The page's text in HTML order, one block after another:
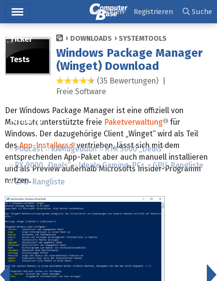
Ticker
Tests
Forum
Podcast RAMageddon
RTX 5000 „Deals“
RX 9000 „Deals“
Ideale Gaming-PCs
GPU-Rangliste
CPU-Rangliste
Anmelden Registrieren Suche
DOWNLOADS SYSTEMTOOLS
Windows Package Manager
(Winget) Download
4,4 Sterne
(35 Bewertungen) |
Freie Software
Der Windows Package Manager ist eine offiziell von
Microsoft unterstützte freie Paketverwaltung
für
Windows. Der dazugehörige Client „Winget“ wird als Teil
desApp-Installers
vertrieben, lässt sich mit dem
entsprechenden App-Paket aber auch manuell installieren
und als Preview außerhalb Microsofts Insider-Programm
nutzen.
<